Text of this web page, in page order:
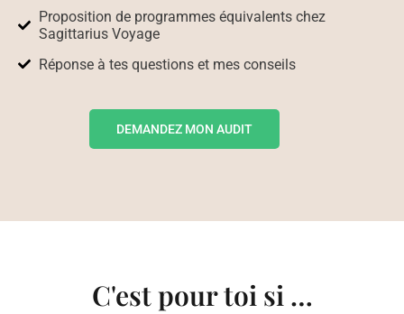
Proposition de programmes équivalents chez
Sagittarius Voyage
Réponse à tes questions et mes conseils
DEMANDEZ MON AUDIT
C'est pour toi si …